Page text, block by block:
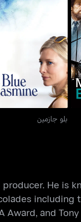
بلو جازمين
بلو جازمين
He is
Award, and